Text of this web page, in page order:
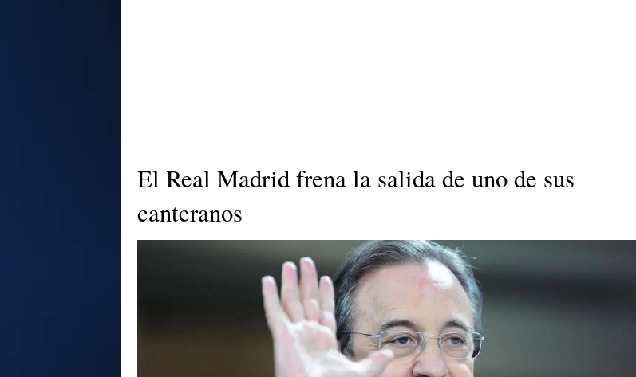
El Real Madrid frena la salida de uno de sus
canteranos